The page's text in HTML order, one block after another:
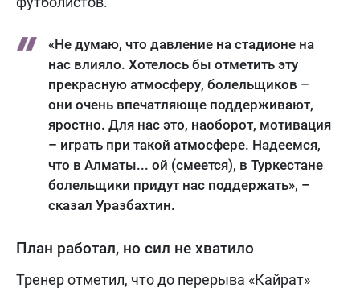
«Не думаю, что давление на стадионе на
нас влияло. Хотелось бы отметить эту
прекрасную атмосферу, болельщиков –
они очень впечатляюще поддерживают,
яростно. Для нас это, наоборот, мотивация
– играть при такой атмосфере. Надеемся,
что в Алматы... ой (смеется), в Туркестане
болельщики придут нас поддержать», –
сказал Уразбахтин.
План работал, но сил не хватило
Тренер отметил, что до перерыва «Кайрат»